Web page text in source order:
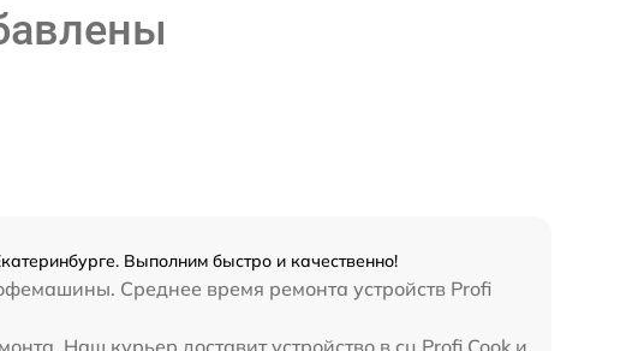
Выполним быстро и качественно!
Среднее время ремонта устройств Profi